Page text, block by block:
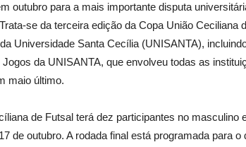
outubro para a mais importante disputa
se da terceira edição da Copa União Ceciliana
Universidade Santa Cecília (UNISANTA),
da UNISANTA, que envolveu todas as
maio último.
de Futsal terá dez participantes no masculino
de outubro. A rodada final está programada para